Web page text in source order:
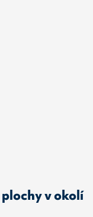
v okolí